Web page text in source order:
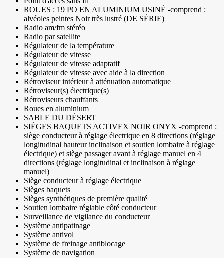
ROUES : 19 PO EN ALUMINIUM USINÉ -comprend :
alvéoles peintes Noir très lustré (DE SÉRIE)
Radio am/fm stéréo
Radio par satellite
Régulateur de la température
Régulateur de vitesse
Régulateur de vitesse adaptatif
Régulateur de vitesse avec aide à la direction
Rétroviseur intérieur à atténuation automatique
Rétroviseur(s) électrique(s)
Rétroviseurs chauffants
Roues en aluminium
SABLE DU DÉSERT
SIÈGES BAQUETS ACTIVEX NOIR ONYX -comprend :
siège conducteur à réglage électrique en 8 directions (réglage
longitudinal hauteur inclinaison et soutien lombaire à réglage
électrique) et siège passager avant à réglage manuel en 4
directions (réglage longitudinal et inclinaison à réglage
manuel)
Siège conducteur à réglage électrique
Sièges baquets
Sièges synthétiques de première qualité
Soutien lombaire réglable côté conducteur
Surveillance de vigilance du conducteur
Système antipatinage
Système antivol
Système de freinage antiblocage
Système de navigation